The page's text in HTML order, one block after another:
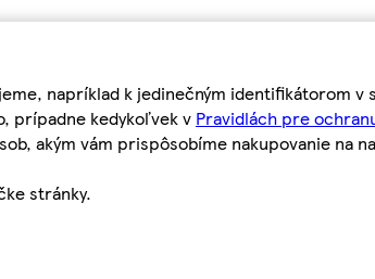
napríklad k jedinečným identifikátorom
prípadne kedykoľvek v Pravidlách pre
akým vám prispôsobíme nakupovanie na
stránky.